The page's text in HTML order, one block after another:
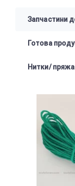
Запчастини
Готова
Нитки/ пряжа